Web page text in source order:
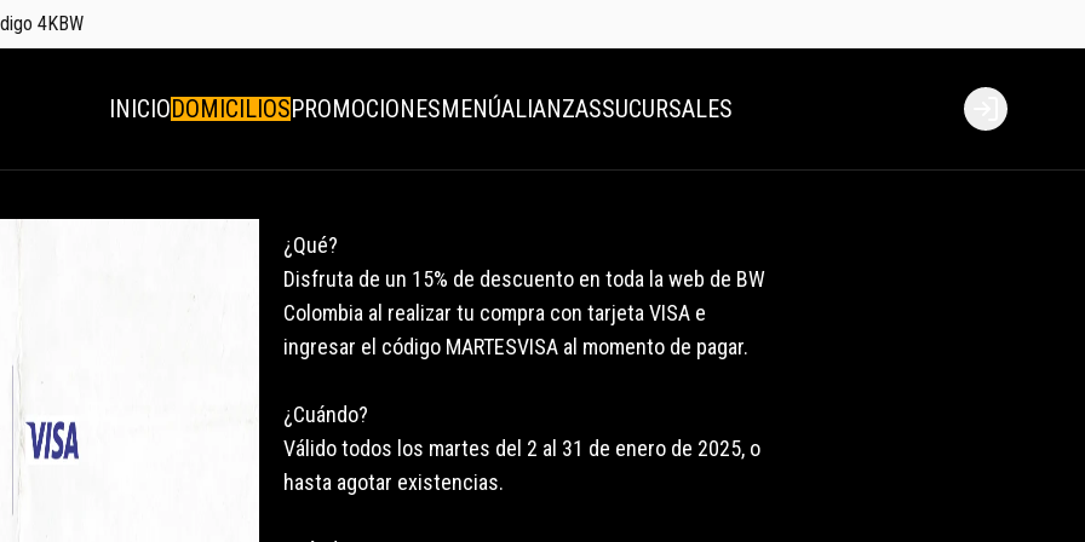
4KBW
INICIODOMICILIOSPROMOCIONESMENÚALIANZASSUCURSALES Login
¿Qué?
Disfruta de un 15% de descuento en toda la web de BW
Colombia al realizar tu compra con tarjeta VISA e
ingresar el código MARTESVISA al momento de pagar.
¿Cuándo?
Válido todos los martes del 2 al 31 de enero de 2025, o
hasta agotar existencias.